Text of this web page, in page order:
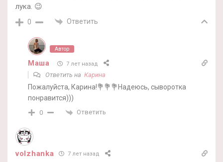
лука. 😉
0 Ответить
Автор
Маша 7 лет назад
Ответить на Карина
Пожалуйста, Карина!💐💐💐Надеюсь, сыворотка
понравится)))
0 Ответить
volzhanka 7 лет назад